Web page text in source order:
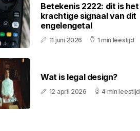
Betekenis 2222: dit is het
krachtige signaal van dit
engelengetal
11 juni 2026 1 min leestijd
Wat is legal design?
12 april 2026 4 min leestijd